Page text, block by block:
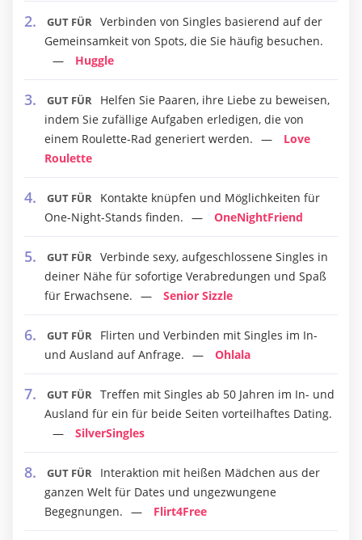
GUT FÜR Verbinden von Singles basierend auf der
Gemeinsamkeit von Spots, die Sie häufig besuchen.
Huggle
GUT FÜR
Helfen Sie Paaren, ihre Liebe zu beweisen,
indem Sie zufällige Aufgaben erledigen, die von
einem Roulette-Rad generiert werden.
Love
Roulette
GUT FÜR
Kontakte knüpfen und Möglichkeiten für
One-Night-Stands finden.
OneNightFriend
GUT FÜR Verbinde sexy, aufgeschlossene Singles in
deiner Nähe für sofortige Verabredungen und Spaß
für Erwachsene.
Senior Sizzle
GUT FÜR
Flirten und Verbinden mit Singles im In-
und Ausland auf Anfrage.
Ohlala
GUT FÜR Treffen mit Singles ab 50 Jahren im In- und
Ausland für ein für beide Seiten vorteilhaftes Dating.
SilverSingles
GUT FÜR
Interaktion mit heißen Mädchen aus der
ganzen Welt für Dates und ungezwungene
Begegnungen.
Flirt4Free